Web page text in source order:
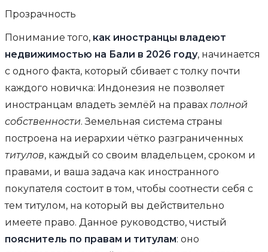
Прозрачность
Понимание того, как иностранцы владеют
недвижимостью на Бали в 2026 году, начинается
с одного факта, который сбивает с толку почти
каждого новичка: Индонезия не позволяет
иностранцам владеть землёй на правах полной
собственности. Земельная система страны
построена на иерархии чётко разграниченных
титулов, каждый со своим владельцем, сроком и
правами, и ваша задача как иностранного
покупателя состоит в том, чтобы соотнести себя с
тем титулом, на который вы действительно
имеете право. Данное руководство, чистый
пояснитель по правам и титулам: оно